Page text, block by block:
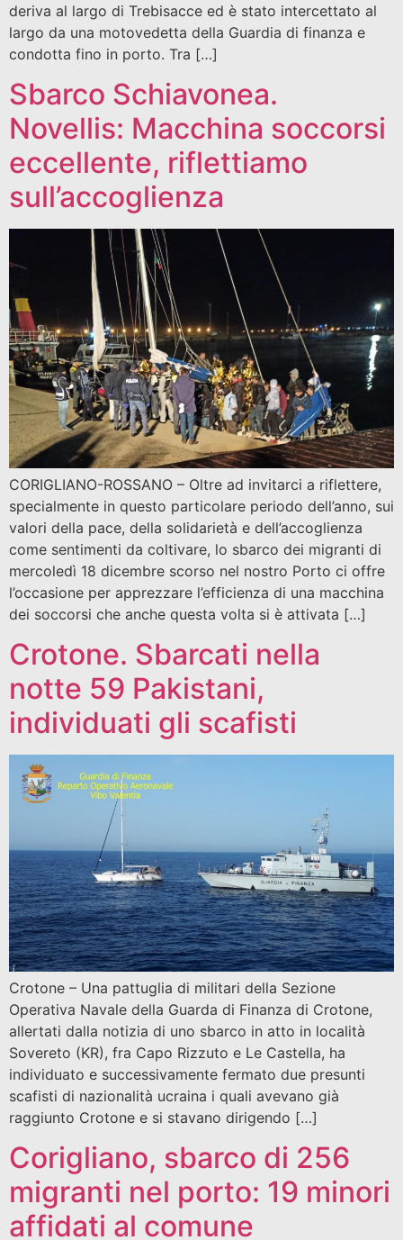
deriva al largo di Trebisacce ed è stato intercettato al
largo da una motovedetta della Guardia di finanza e
condotta fino in porto. Tra […]
Sbarco Schiavonea.
Novellis: Macchina soccorsi
eccellente, riflettiamo
sull’accoglienza
CORIGLIANO-ROSSANO – Oltre ad invitarci a riflettere,
specialmente in questo particolare periodo dell’anno, sui
valori della pace, della solidarietà e dell’accoglienza
come sentimenti da coltivare, lo sbarco dei migranti di
mercoledì 18 dicembre scorso nel nostro Porto ci offre
l’occasione per apprezzare l’efficienza di una macchina
dei soccorsi che anche questa volta si è attivata […]
Crotone. Sbarcati nella
notte 59 Pakistani,
individuati gli scafisti
Crotone – Una pattuglia di militari della Sezione
Operativa Navale della Guarda di Finanza di Crotone,
allertati dalla notizia di uno sbarco in atto in località
Sovereto (KR), fra Capo Rizzuto e Le Castella, ha
individuato e successivamente fermato due presunti
scafisti di nazionalità ucraina i quali avevano già
raggiunto Crotone e si stavano dirigendo […]
Corigliano, sbarco di 256
migranti nel porto: 19 minori
affidati al comune